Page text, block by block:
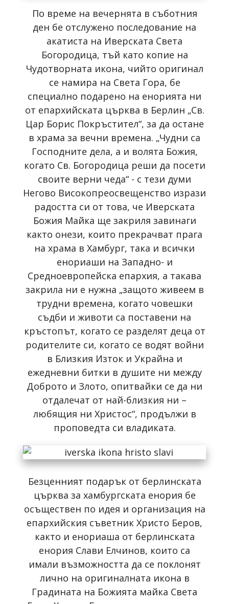
По време на вечернята в съботния
ден бе отслужено последование на
акатиста на Иверската Света
Богородица, тъй като копие на
Чудотворната икона, чийто оригинал
се намира на Света Гора, бе
специално подарено на енорията ни
от епархийската църква в Берлин „Св.
Цар Борис Покръстител“, за да остане
в храма за вечни времена. „Чудни са
Господните дела, а и волята Божия,
когато Св. Богородица реши да посети
своите верни чеда“ - с тези думи
Негово Високопреосвещенство изрази
радостта си от това, че Иверската
Божия Майка ще закриля завинаги
както онези, които прекрачват прага
на храма в Хамбург, така и всички
енориаши на Западно- и
Средноевропейска епархия, а такава
закрила ни е нужна „защото живеем в
трудни времена, когато човешки
съдби и животи са поставени на
кръстопът, когато се разделят деца от
родителите си, когато се водят войни
в Близкия Изток и Украйна и
ежедневни битки в душите ни между
Доброто и Злото, опитвайки се да ни
отдалечат от най-близкия ни –
любящия ни Христос“, продължи в
проповедта си владиката.
Безценният подарък от берлинската
църква за хамбургската енория бе
осъществен по идея и организация на
епархийския съветник Христо Беров,
както и енориаша от берлинската
енория Слави Елчинов, които са
имали възможността да се поклонят
лично на оригиналната икона в
Градината на Божията майка Света